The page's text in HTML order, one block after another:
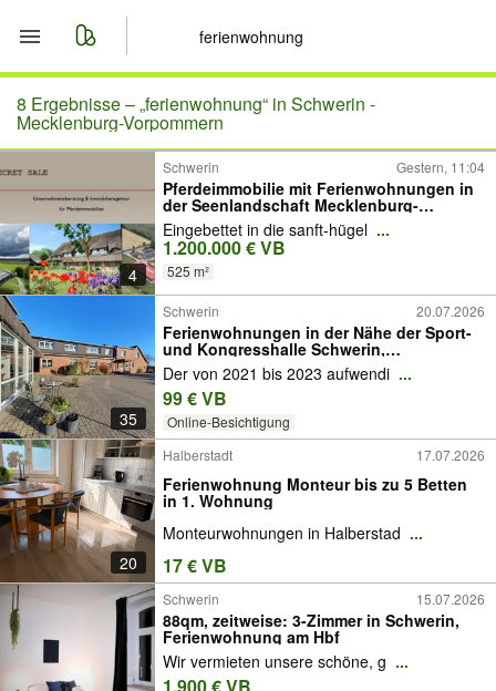
Start
Merkliste
Nachrichten
Anzeige aufgeben
8 Ergebnisse –„ferienwohnung“ in Schwerin -
Mecklenburg-Vorpommern
4
Schwerin Gestern, 11:04
Pferdeimmobilie mit Ferienwohnungen in
der Seenlandschaft Mecklenburg-
Vorpommerns
Eingebettet in die sanft-hügel ...
1.200.000 € VB
525 m²
35
Schwerin 20.07.2026
Ferienwohnungen in der Nähe der Sport-
und Kongresshalle Schwerin,
verschiedene Größen, Parkplätze auf dem
Hof
Der von 2021 bis 2023 aufwendi ...
99 € VB
Online-Besichtigung
20
Halberstadt 17.07.2026
Ferienwohnung Monteur bis zu 5 Betten
in 1. Wohnung
Monteurwohnungen in Halberstad ...
17 € VB
Schwerin 15.07.2026
88qm, zeitweise: 3-Zimmer in Schwerin,
Ferienwohnung am Hbf
Wir vermieten unsere schöne, g ...